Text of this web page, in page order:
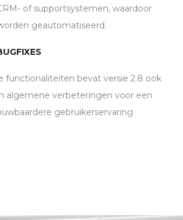
- of supportsystemen, waardoor
geautomatiseerd.
functionaliteiten bevat versie 2.8 ook
algemene verbeteringen voor een
gebruikerservaring